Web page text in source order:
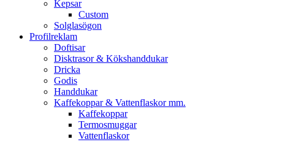
Kepsar
Custom
Solglasögon
Profilreklam
Doftisar
Disktrasor & Kökshanddukar
Dricka
Godis
Handdukar
Kaffekoppar & Vattenflaskor mm.
Kaffekoppar
Termosmuggar
Vattenflaskor